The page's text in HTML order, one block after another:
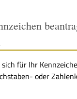
für Ihr
oder